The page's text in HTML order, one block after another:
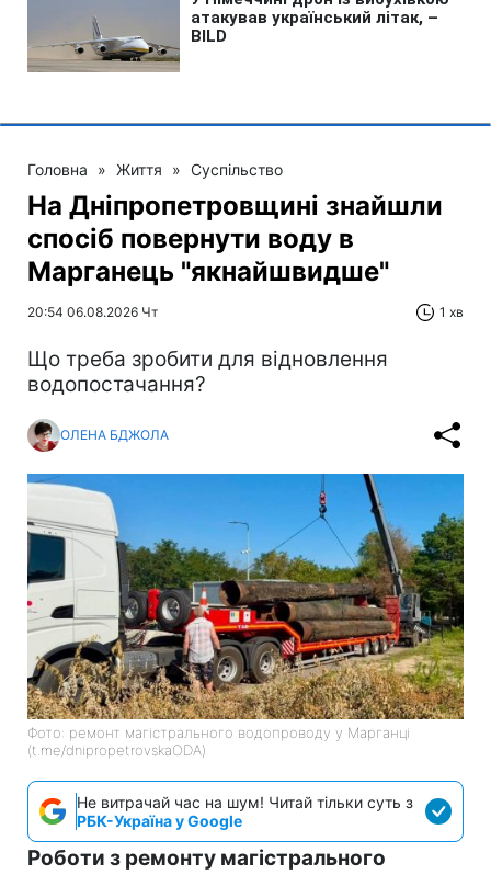
Головна » Життя » Суспільство
На Дніпропетровщині знайшли
спосіб повернути воду в
Марганець "якнайшвидше"
20:54 06.08.2026 Чт 1 хв
Що треба зробити для відновлення
водопостачання?
ОЛЕНА БДЖОЛА
Фото: ремонт магістрального водопроводу у Марганці
(t.me/dnipropetrovskaODA)
Не витрачай час на шум! Читай тільки суть з
РБК-Україна у Google
Роботи з ремонту магістрального